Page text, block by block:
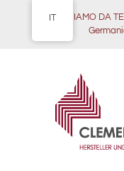
NOI VENIAMO DA
IT